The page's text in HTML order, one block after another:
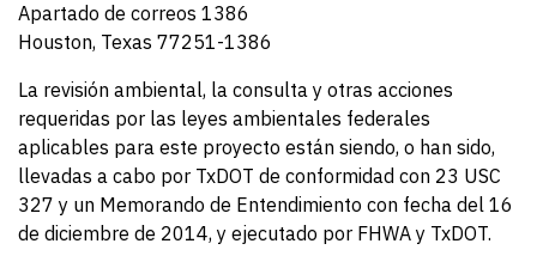
Apartado de correos 1386
Houston, Texas 77251-1386
La revisión ambiental, la consulta y otras acciones
requeridas por las leyes ambientales federales
aplicables para este proyecto están siendo, o han sido,
llevadas a cabo por TxDOT de conformidad con 23 USC
327 y un Memorando de Entendimiento con fecha del 16
de diciembre de 2014, y ejecutado por FHWA y TxDOT.